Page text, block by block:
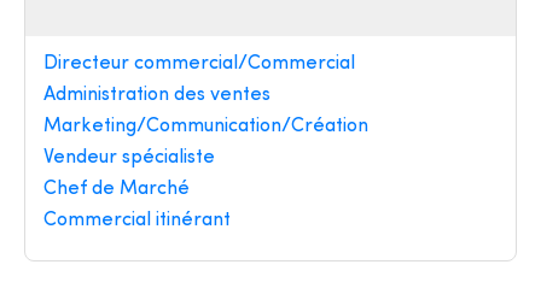
Directeur commercial/Commercial
Administration des ventes
Marketing/Communication/Création
Vendeur spécialiste
Chef de Marché
Commercial itinérant